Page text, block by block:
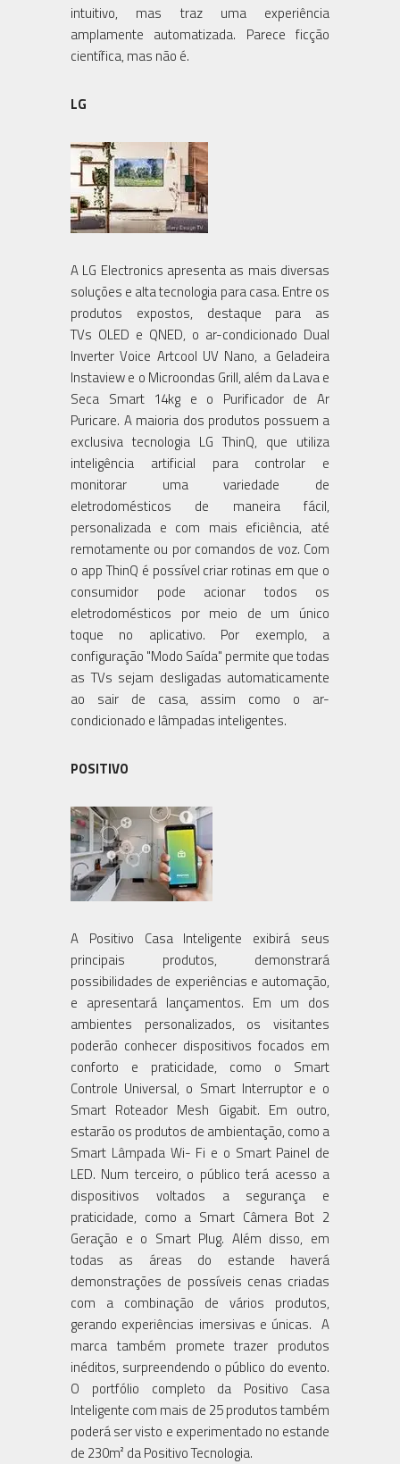
intuitivo, mas traz uma experiência
amplamente automatizada. Parece ficção
científica, mas não é.
LG
A LG Electronics apresenta as mais diversas
soluções e alta tecnologia para casa. Entre os
produtos expostos, destaque para as
TVs OLED e QNED, o ar-condicionado Dual
Inverter Voice Artcool UV Nano, a Geladeira
Instaview e o Microondas Grill, além da Lava e
Seca Smart 14kg e o Purificador de Ar
Puricare. A maioria dos produtos possuem a
exclusiva tecnologia LG ThinQ, que utiliza
inteligência artificial para controlar e
monitorar uma variedade de
eletrodomésticos de maneira fácil,
personalizada e com mais eficiência, até
remotamente ou por comandos de voz. Com
o app ThinQ é possível criar rotinas em que o
consumidor pode acionar todos os
eletrodomésticos por meio de um único
toque no aplicativo. Por exemplo, a
configuração "Modo Saída" permite que todas
as TVs sejam desligadas automaticamente
ao sair de casa, assim como o ar-
condicionado e lâmpadas inteligentes.
POSITIVO
A Positivo Casa Inteligente exibirá seus
principais produtos, demonstrará
possibilidades de experiências e automação,
e apresentará lançamentos. Em um dos
ambientes personalizados, os visitantes
poderão conhecer dispositivos focados em
conforto e praticidade, como o Smart
Controle Universal, o Smart Interruptor e o
Smart Roteador Mesh Gigabit. Em outro,
estarão os produtos de ambientação, como a
Smart Lâmpada Wi- Fi e o Smart Painel de
LED. Num terceiro, o público terá acesso a
dispositivos voltados a segurança e
praticidade, como a Smart Câmera Bot 2
Geração e o Smart Plug. Além disso, em
todas as áreas do estande haverá
demonstrações de possíveis cenas criadas
com a combinação de vários produtos,
gerando experiências imersivas e únicas. A
marca também promete trazer produtos
inéditos, surpreendendo o público do evento.
O portfólio completo da Positivo Casa
Inteligente com mais de 25 produtos também
poderá ser visto e experimentado no estande
de 230m² da Positivo Tecnologia.